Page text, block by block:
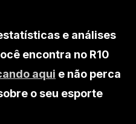
e análises
encontra no R10
aqui e não perca
o seu esporte